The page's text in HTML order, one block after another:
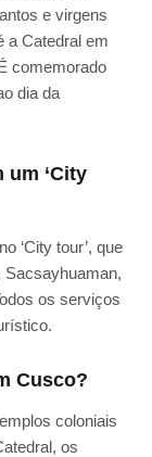
e virgens
a Catedral em
comemorado
dia da
‘City
‘City tour’, que
Sacsayhuaman,
os serviços
Cusco?
coloniais
os